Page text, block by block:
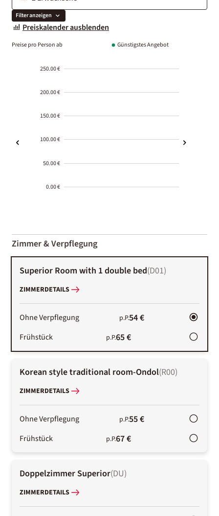
Filter anzeigen
Preiskalender ausblenden
Preise pro Person ab Günstigstes Angebot
250.00 €
200.00 €
150.00 €
100.00 €
50.00 €
0.00 €
01-02
Zimmer & Verpflegung
Superior Room with 1 double bed(D01)
ZIMMERDETAILS
Ohne Verpflegung p.P.54 €
Frühstück p.P.65 €
Korean style traditional room-Ondol(R00)
ZIMMERDETAILS
Ohne Verpflegung p.P.55 €
Frühstück p.P.67 €
Doppelzimmer Superior(DU)
ZIMMERDETAILS